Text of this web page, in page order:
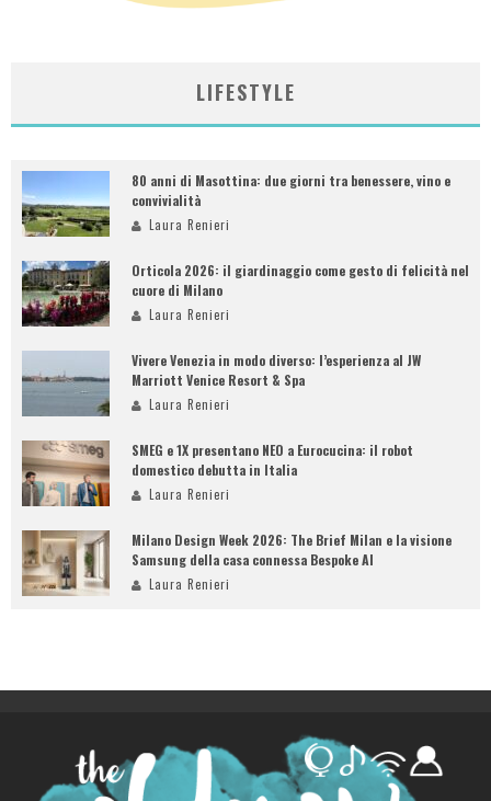
LIFESTYLE
80 anni di Masottina: due giorni tra benessere, vino e
convivialità
Laura Renieri
Orticola 2026: il giardinaggio come gesto di felicità nel
cuore di Milano
Laura Renieri
Vivere Venezia in modo diverso: l’esperienza al JW
Marriott Venice Resort & Spa
Laura Renieri
SMEG e 1X presentano NEO a Eurocucina: il robot
domestico debutta in Italia
Laura Renieri
Milano Design Week 2026: The Brief Milan e la visione
Samsung della casa connessa Bespoke AI
Laura Renieri